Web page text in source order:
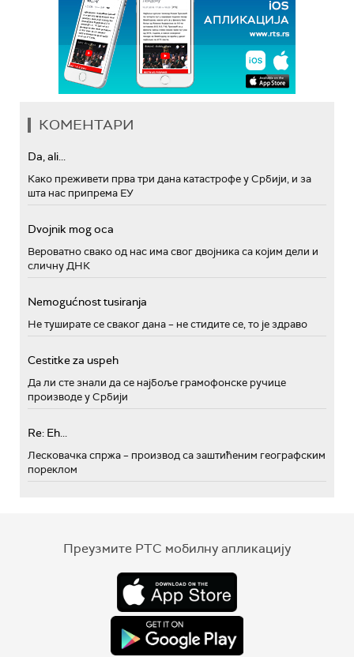
КОМЕНТАРИ
Da, ali...
Како преживети прва три дана катастрофе у Србији, и за
шта нас припрема ЕУ
Dvojnik mog oca
Вероватно свако од нас има свог двојника са којим дели и
сличну ДНК
Nemogućnost tusiranja
Не туширате се сваког дана – не стидите се, то је здраво
Cestitke za uspeh
Да ли сте знали да се најбоље грамофонске ручице
производе у Србији
Re: Eh...
Лесковачка спржа – производ са заштићеним географским
пореклом
Преузмите РТС мобилну апликацију